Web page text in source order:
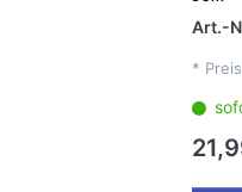
Art.-
*